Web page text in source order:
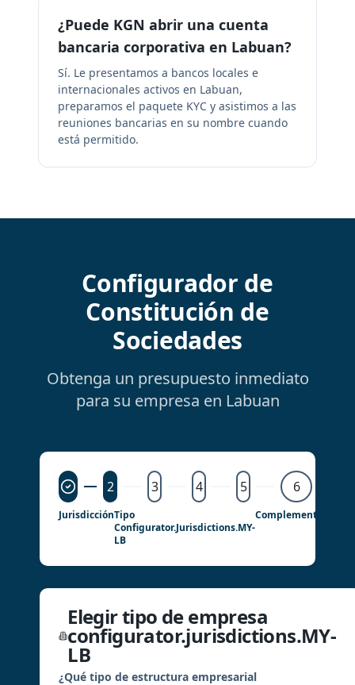
¿Puede KGN abrir una cuenta
bancaria corporativa en Labuan?
Sí. Le presentamos a bancos locales e
internacionales activos en Labuan,
preparamos el paquete KYC y asistimos a las
reuniones bancarias en su nombre cuando
está permitido.
Configurador de
Constitución de
Sociedades
Obtenga un presupuesto inmediato
para su empresa en Labuan
2 3 4 5 6
JurisdicciónTipo
Configurator.jurisdictions.MY-
LB
Complementos
Elegir tipo de empresa
configurator.jurisdictions.MY-
LB
¿Qué tipo de estructura empresarial